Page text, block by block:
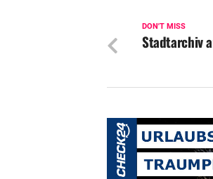
DON'T MISS
Stadtarchiv